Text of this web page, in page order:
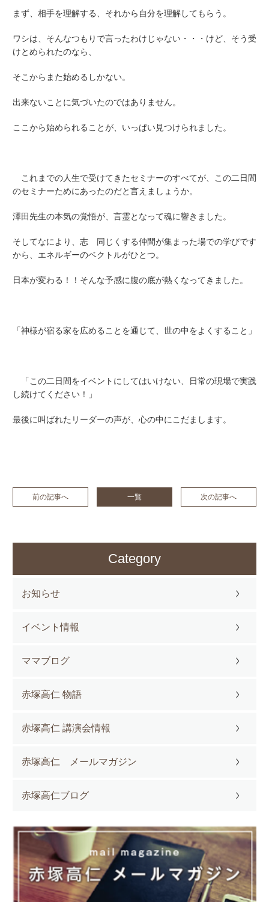
まず、相手を理解する、それから自分を理解してもらう。
ワシは、そんなつもりで言ったわけじゃない・・・けど、そう受
けとめられたのなら、
そこからまた始めるしかない。
出来ないことに気づいたのではありません。
ここから始められることが、いっぱい見つけられました。
これまでの人生で受けてきたセミナーのすべてが、この二日間
のセミナーためにあったのだと言えましょうか。
澤田先生の本気の覚悟が、言霊となって魂に響きました。
そしてなにより、 志 同じくする仲間が集まった場での学びです
から、エネルギーのベクトルがひとつ。
日本が変わる！！そんな予感に腹の底が熱くなってきました。
「神様が宿る家を広めることを通じて、世の中をよくすること」
「この二日間をイベントにしてはいけない、日常の現場で実践
し続けてください！」
最後に叫ばれたリーダーの声が、心の中にこだまします。
前の記事へ 一覧 次の記事へ
Category
お知らせ
イベント情報
ママブログ
赤塚高仁 物語
赤塚高仁 講演会情報
赤塚高仁 メールマガジン
赤塚高仁ブログ